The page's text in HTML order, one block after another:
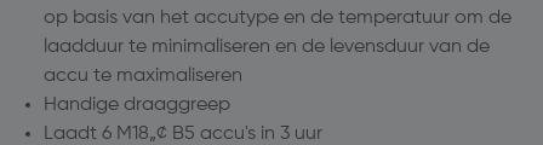
op basis van het accutype en de temperatuur om de
laadduur te minimaliseren en de levensduur van de
accu te maximaliseren
Handige draaggreep
Laadt 6 M18„¢ B5 accu's in 3 uur